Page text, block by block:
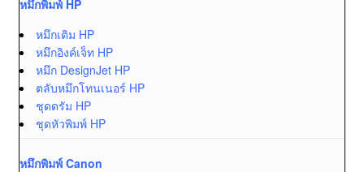
หมึกพิมพ์ HP
หมึกเติม HP
หมึกอิงค์เจ็ท HP
หมึก DesignJet HP
ตลับหมึกโทนเนอร์ HP
ชุดดรัม HP
ชุดหัวพิมพ์ HP
หมึกพิมพ์ Canon